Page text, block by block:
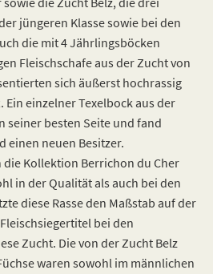
jüngeren Klasse sowie bei den
die mit 4 Jährlingsböcken
Fleischschafe aus der Zucht von
sich äußerst hochrassig
einzelner Texelbock aus der
seiner besten Seite und fand
einen neuen Besitzer.
die Kollektion Berrichon du Cher
in der Qualität als auch bei den
diese Rasse den Maßstab auf der
bei den
Zucht. Die von der Zucht Belz
waren sowohl im männlichen